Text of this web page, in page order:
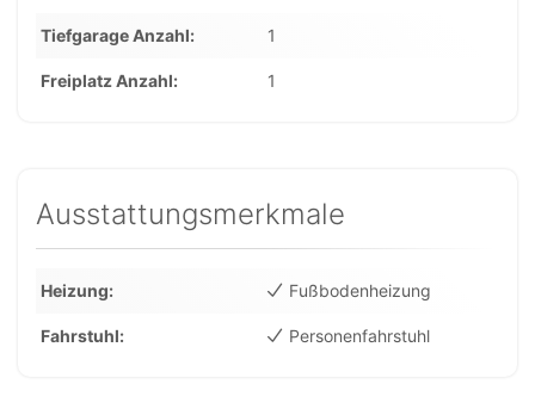
Tiefgarage Anzahl 1
Freiplatz Anzahl 1
Ausstattungsmerkmale
Heizung Fußbodenheizung
Fahrstuhl Personenfahrstuhl